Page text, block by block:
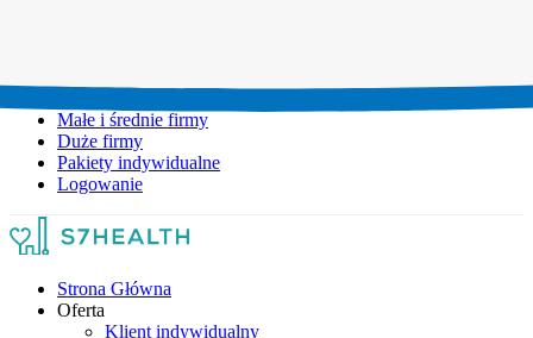
Małe i średnie firmy
Duże firmy
Pakiety indywidualne
Logowanie
Strona Główna
Oferta
Klient indywidualny